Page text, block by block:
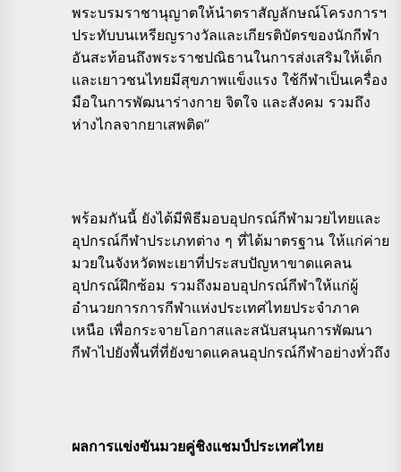
พระบรมราชานุญาตให้นำตราสัญลักษณ์โครงการฯ
ประทับบนเหรียญรางวัลและเกียรติบัตรของนักกีฬา
อันสะท้อนถึงพระราชปณิธานในการส่งเสริมให้เด็ก
และเยาวชนไทยมีสุขภาพแข็งแรง ใช้กีฬาเป็นเครื่อง
มือในการพัฒนาร่างกาย จิตใจ และสังคม รวมถึง
ห่างไกลจากยาเสพติด”
พร้อมกันนี้ ยังได้มีพิธีมอบอุปกรณ์กีฬามวยไทยและ
อุปกรณ์กีฬาประเภทต่าง ๆ ที่ได้มาตรฐาน ให้แก่ค่าย
มวยในจังหวัดพะเยาที่ประสบปัญหาขาดแคลน
อุปกรณ์ฝึกซ้อม รวมถึงมอบอุปกรณ์กีฬาให้แก่ผู้
อำนวยการการกีฬาแห่งประเทศไทยประจำภาค
เหนือ เพื่อกระจายโอกาสและสนับสนุนการพัฒนา
กีฬาไปยังพื้นที่ที่ยังขาดแคลนอุปกรณ์กีฬาอย่างทั่วถึง
ผลการแข่งขันมวยคู่ชิงแชมป์ประเทศไทย